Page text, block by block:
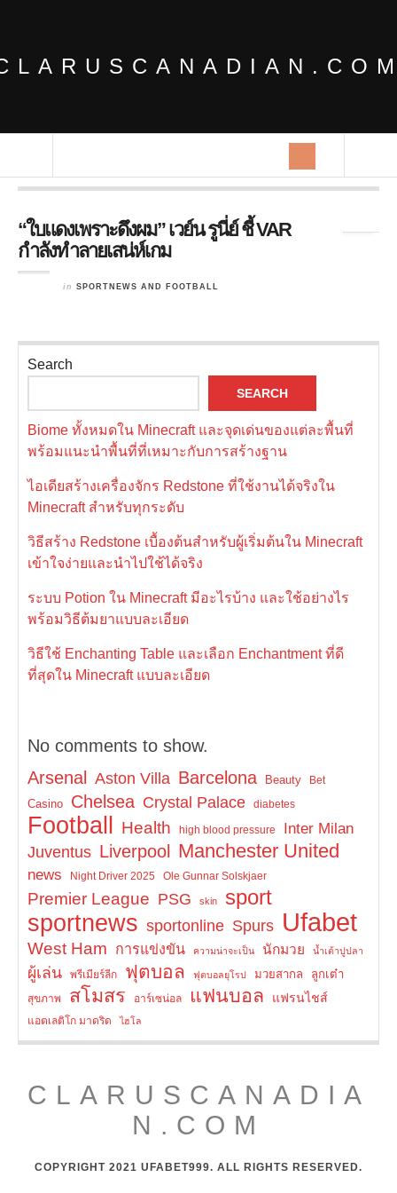
“ใบแดงเพราะดึงผม” เวย์น รูนี่ย์ ชี้ VAR
กำลังทำลายเสน่ห์เกม
in SPORTNEWS AND FOOTBALL
Search
SEARCH
Biome ทั้งหมดใน Minecraft และจุดเด่นของแต่ละพื้นที่
พร้อมแนะนำพื้นที่ที่เหมาะกับการสร้างฐาน
ไอเดียสร้างเครื่องจักร Redstone ที่ใช้งานได้จริงใน
Minecraft สำหรับทุกระดับ
วิธีสร้าง Redstone เบื้องต้นสำหรับผู้เริ่มต้นใน Minecraft
เข้าใจง่ายและนำไปใช้ได้จริง
ระบบ Potion ใน Minecraft มีอะไรบ้าง และใช้อย่างไร
พร้อมวิธีต้มยาแบบละเอียด
วิธีใช้ Enchanting Table และเลือก Enchantment ที่ดี
ที่สุดใน Minecraft แบบละเอียด
No comments to show.
Arsenal
Aston Villa Barcelona Beauty Bet
Casino Chelsea Crystal Palace diabetes
Football Health high blood pressure Inter Milan
Juventus Liverpool Manchester United
news Night Driver 2025 Ole Gunnar Solskjaer
Premier League PSG skin sport
sportnews sportonline Spurs Ufabet
West Ham การแข่งขัน ความน่าจะเป็น นักมวย น้ำเต้าปูปลา
ผู้เล่น พรีเมียร์ลีก ฟุตบอล ฟุตบอลยุโรป มวยสากล ลูกเต๋า
สุขภาพ สโมสร อาร์เซน่อล แฟนบอล แฟรนไชส์
แอตเลติโก มาดริด ไฮโล
CLARUSCANADIA
N.COM
COPYRIGHT 2021 UFABET999. ALL RIGHTS RESERVED.